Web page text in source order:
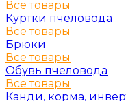
Все товары
Куртки пчеловода
Все товары
Брюки
Все товары
Обувь пчеловода
Все товары
Канди, корма,